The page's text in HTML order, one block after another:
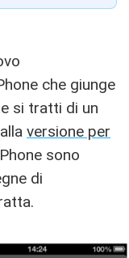
che giunge
si tratti di un
versione per
sono
di